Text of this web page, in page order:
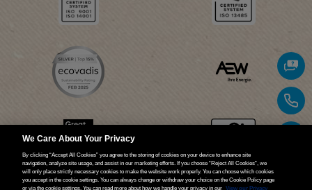
We Care About Your Privacy
By clicking “Accept All Cookies” you agree to the storing of cookies on your device to enhance site
navigation, analyze site usage, and assist in our marketing efforts. If you choose “Reject All Cookies”, we
will only place strictly necessary cookies to make the website work properly. You can choose which cookies
you accept in the cookie settings. You can always change or withdraw your choice on the Cookie Policy page
or via the cookie settings. You can read more about how we handle your privacy in our
View our Privacy